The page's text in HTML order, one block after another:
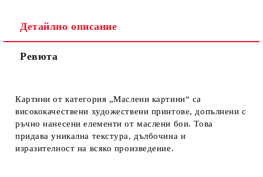
Детайлно описание
Ревюта
Картини от категория „Маслени картини“ са
висококачествени художествени принтове, допълнени с
ръчно нанесени елементи от маслени бои. Това
придава уникална текстура, дълбочина и
изразителност на всяко произведение.